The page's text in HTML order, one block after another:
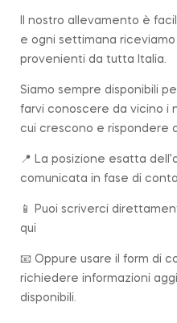
Il nostro allevamento è
e ogni settimana
provenienti da tutta Italia.
Siamo sempre disponibili
farvi conoscere da vicino i
cui crescono e rispondere
📍 La posizione esatta
comunicata in fase di
📱 Puoi scriverci
qui
📧 Oppure usare il form di
richiedere informazioni
disponibili.